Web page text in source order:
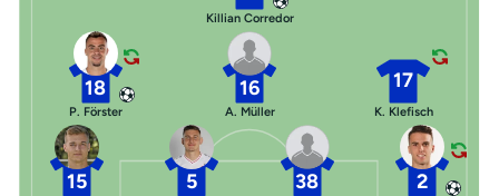
15 5 38 2
18
P. Förster
16
A. Müller
17
K. Klefisch
Killian Corredor